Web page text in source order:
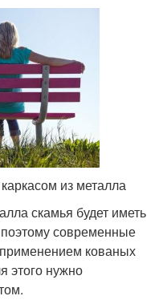
из металла
скамья будет иметь
современные
применением кованых
этого нужно